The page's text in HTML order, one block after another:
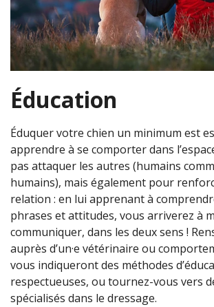
Éducation
Éduquer votre chien un minimum est
apprendre à se comporter dans
pas attaquer les autres (humains
humains), mais également pour
relation : en lui apprenant à
phrases et attitudes, vous arriverez à
communiquer, dans les deux sens !
auprès d’un·e vétérinaire ou
vous indiqueront des méthodes
respectueuses, ou tournez-vous vers
spécialisés dans le dressage.